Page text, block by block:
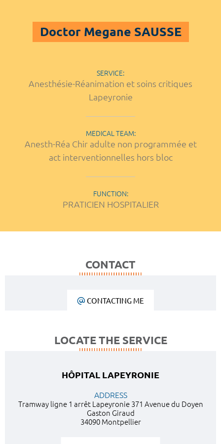
Doctor Megane SAUSSE
SERVICE:
Anesthésie-Réanimation et soins critiques
Lapeyronie
MEDICAL TEAM:
Anesth-Réa Chir adulte non programmée et
act interventionnelles hors bloc
FUNCTION:
PRATICIEN HOSPITALIER
CONTACT
CONTACTING ME
LOCATE THE SERVICE
HÔPITAL LAPEYRONIE
ADDRESS
Tramway ligne 1 arrêt Lapeyronie 371 Avenue du Doyen
Gaston Giraud
34090 Montpellier